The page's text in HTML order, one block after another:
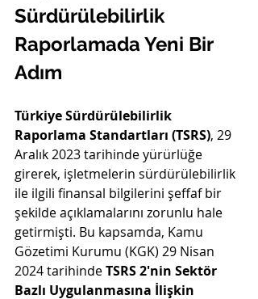
Sürdürülebilirlik
Raporlamada Yeni Bir
Adım
Türkiye Sürdürülebilirlik
Raporlama Standartları (TSRS), 29
Aralık 2023 tarihinde yürürlüğe
girerek, işletmelerin sürdürülebilirlik
ile ilgili finansal bilgilerini şeffaf bir
şekilde açıklamalarını zorunlu hale
getirmişti. Bu kapsamda, Kamu
Gözetimi Kurumu (KGK) 29 Nisan
2024 tarihinde TSRS 2'nin Sektör
Bazlı Uygulanmasına İlişkin